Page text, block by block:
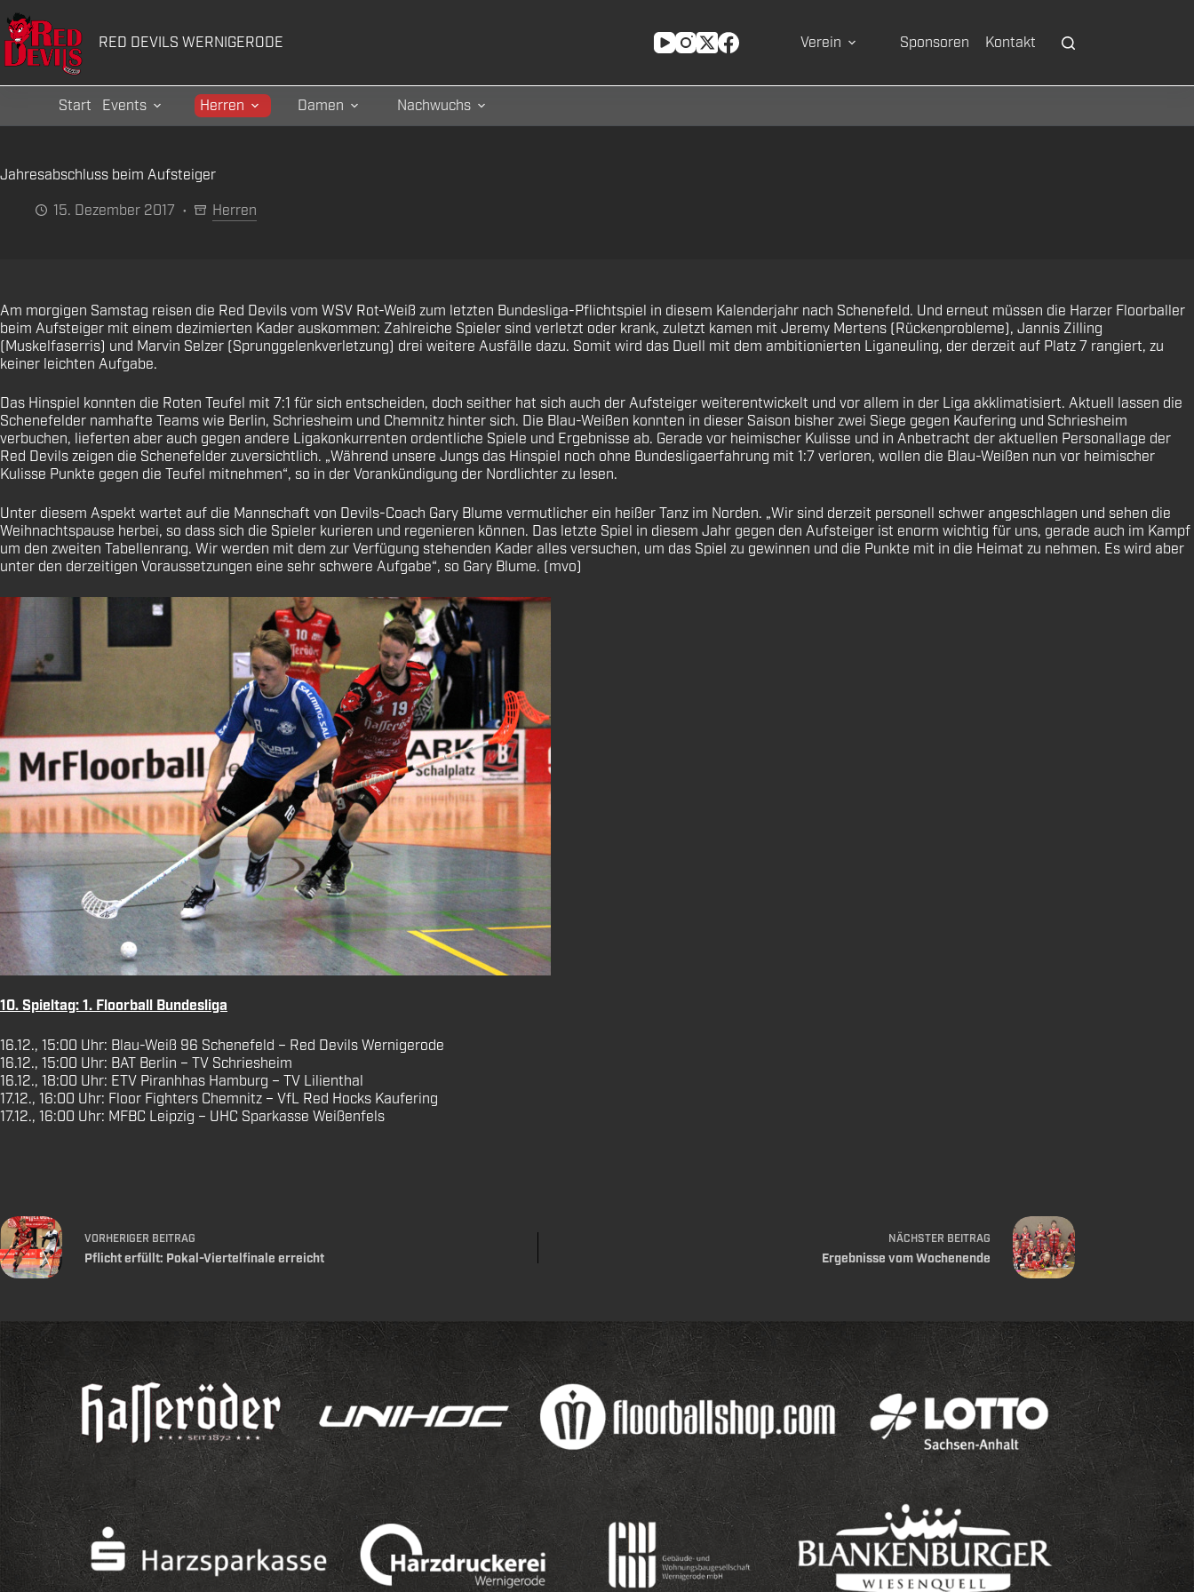
Zum
Inhalt
springen
RED DEVILS WERNIGERODE Verein Sponsoren Kontakt
Start Events Herren Damen Nachwuchs
Jahresabschluss beim Aufsteiger
15. Dezember 2017
Herren
Am morgigen Samstag reisen die Red Devils vom WSV Rot-Weiß zum letzten Bundesliga-Pflichtspiel in diesem Kalenderjahr nach Schenefeld. Und erneut müssen die Harzer Floorballer
beim Aufsteiger mit einem dezimierten Kader auskommen: Zahlreiche Spieler sind verletzt oder krank, zuletzt kamen mit Jeremy Mertens (Rückenprobleme), Jannis Zilling
(Muskelfaserris) und Marvin Selzer (Sprunggelenkverletzung) drei weitere Ausfälle dazu. Somit wird das Duell mit dem ambitionierten Liganeuling, der derzeit auf Platz 7 rangiert, zu
keiner leichten Aufgabe.
Das Hinspiel konnten die Roten Teufel mit 7:1 für sich entscheiden, doch seither hat sich auch der Aufsteiger weiterentwickelt und vor allem in der Liga akklimatisiert. Aktuell lassen die
Schenefelder namhafte Teams wie Berlin, Schriesheim und Chemnitz hinter sich. Die Blau-Weißen konnten in dieser Saison bisher zwei Siege gegen Kaufering und Schriesheim
verbuchen, lieferten aber auch gegen andere Ligakonkurrenten ordentliche Spiele und Ergebnisse ab. Gerade vor heimischer Kulisse und in Anbetracht der aktuellen Personallage der
Red Devils zeigen die Schenefelder zuversichtlich. „Während unsere Jungs das Hinspiel noch ohne Bundesligaerfahrung mit 1:7 verloren, wollen die Blau-Weißen nun vor heimischer
Kulisse Punkte gegen die Teufel mitnehmen“, so in der Vorankündigung der Nordlichter zu lesen.
Unter diesem Aspekt wartet auf die Mannschaft von Devils-Coach Gary Blume vermutlicher ein heißer Tanz im Norden. „Wir sind derzeit personell schwer angeschlagen und sehen die
Weihnachtspause herbei, so dass sich die Spieler kurieren und regenieren können. Das letzte Spiel in diesem Jahr gegen den Aufsteiger ist enorm wichtig für uns, gerade auch im Kampf
um den zweiten Tabellenrang. Wir werden mit dem zur Verfügung stehenden Kader alles versuchen, um das Spiel zu gewinnen und die Punkte mit in die Heimat zu nehmen. Es wird aber
unter den derzeitigen Voraussetzungen eine sehr schwere Aufgabe“, so Gary Blume. (mvo)
10. Spieltag: 1. Floorball Bundesliga
16.12., 15:00 Uhr: Blau-Weiß 96 Schenefeld – Red Devils Wernigerode
16.12., 15:00 Uhr: BAT Berlin – TV Schriesheim
16.12., 18:00 Uhr: ETV Piranhhas Hamburg – TV Lilienthal
17.12., 16:00 Uhr: Floor Fighters Chemnitz – VfL Red Hocks Kaufering
17.12., 16:00 Uhr: MFBC Leipzig – UHC Sparkasse Weißenfels
VORHERIGER BEITRAG
Pflicht erfüllt: Pokal-Viertelfinale erreicht
NÄCHSTER BEITRAG
Ergebnisse vom Wochenende